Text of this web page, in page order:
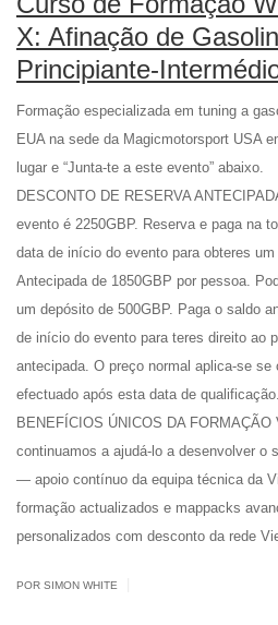
X: Afinação de
Principiante-
Formação especializada em tuning a
EUA na sede da Magicmotorsport USA
lugar e “Junta-te a este evento” abaixo.
DESCONTO DE RESERVA
evento é 2250GBP. Reserva e paga na
data de início do evento para obteres
Antecipada de 1850GBP por pessoa.
um depósito de 500GBP. Paga o saldo
de início do evento para teres direito ao
antecipada. O preço normal aplica-se se
efectuado após esta data de qualificação.
BENEFÍCIOS ÚNICOS DA
continuamos a ajudá-lo a desenvolver o
— apoio contínuo da equipa técnica da
formação actualizados e mappacks
personalizados com desconto da rede
POR SIMON WHITE